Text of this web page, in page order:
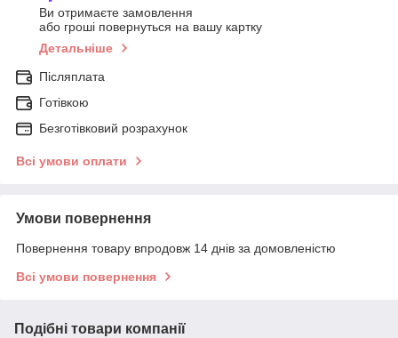
Ви отримаєте замовлення
або гроші повернуться на вашу картку
Детальніше
Післяплата
Готівкою
Безготівковий розрахунок
Всі умови оплати
Умови повернення
Повернення товару впродовж 14 днів за домовленістю
Всі умови повернення
Подібні товари компанії